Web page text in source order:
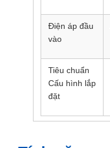
Điện áp đầu
vào
Tiêu chuẩn
Cấu hình lắp
đặt